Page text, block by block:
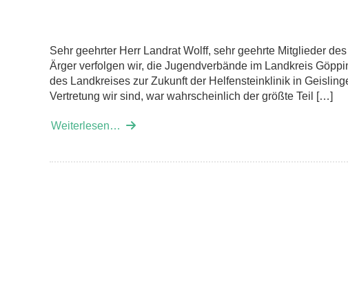
Sehr geehrter Herr Landrat Wolff, sehr geehrte Mitglieder
Ärger verfolgen wir, die Jugendverbände im Landkreis
des Landkreises zur Zukunft der Helfensteinklinik in
Vertretung wir sind, war wahrscheinlich der größte Teil […]
Weiterlesen…